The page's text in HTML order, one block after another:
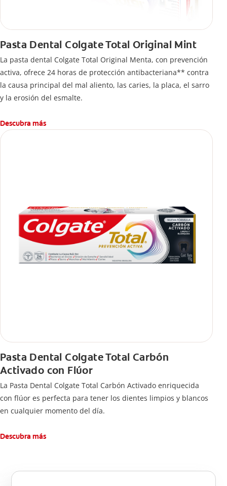
Pasta Dental Colgate Total Original Mint
La pasta dental Colgate Total Original Menta, con prevención
activa, ofrece 24 horas de protección antibacteriana** contra
la causa principal del mal aliento, las caries, la placa, el sarro
y la erosión del esmalte.
Descubra más
Pasta Dental Colgate Total Carbón
Activado con Flúor
La Pasta Dental Colgate Total Carbón Activado enriquecida
con flúor es perfecta para tener los dientes limpios y blancos
en cualquier momento del día.
Descubra más